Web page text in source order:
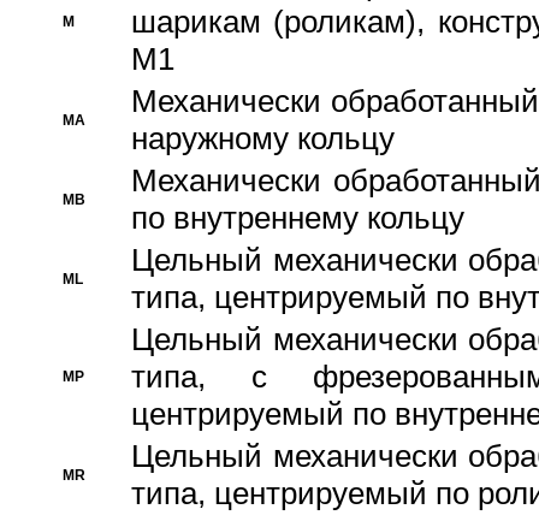
M
шарикам (роликам),
M1
MA
Механически
наружному кольцу
MB
Механически
по внутреннему кольцу
ML
Цельный механически
типа, центрируемый по
MP
Цельный механически
типа, с
центрируемый по
MR
Цельный механически
типа, центрируемый по